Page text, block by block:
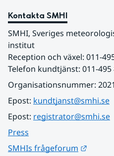
Kontakta SMHI
SMHI, Sveriges
institut
Reception och växel: 011-
Telefon kundtjänst: 011-495
Organisationsnummer:
Epost: kundtjanst@smhi.se
Epost: registrator@smhi.se
Press
SMHIs frågeforum